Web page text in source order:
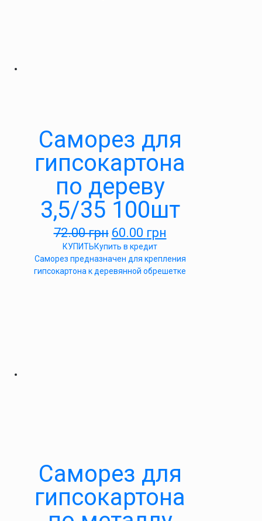
Саморез для
гипсокартона
по дереву
3,5/35 100шт
72.00грн 60.00 грн
КУПИТЬКупить в кредит
Саморез предназначен для крепления
гипсокартона к деревянной обрешетке
Саморез для
гипсокартона